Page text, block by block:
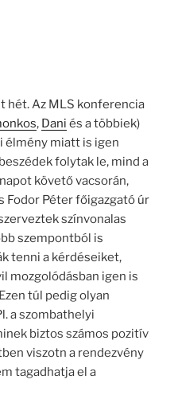
hét. Az MLS konferencia
, Dani és a többiek)
élmény miatt is igen
folytak le, mind a
követő vacsorán,
Fodor Péter főigazgató úr
színvonalas
szempontból is
tenni a kérdéseiket,
mozgolódásban igen is
túl pedig olyan
a szombathelyi
biztos számos pozitív
viszotn a rendezvény
tagadhatja el a